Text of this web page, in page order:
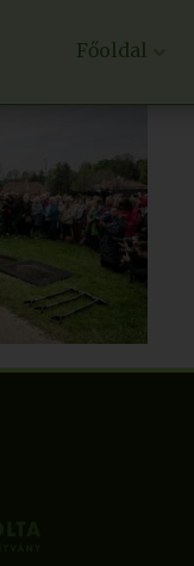
Főoldal